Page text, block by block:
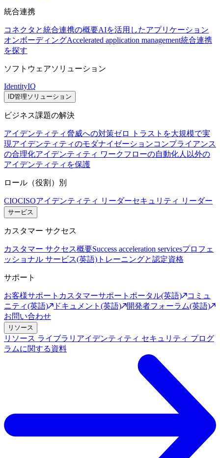
統合連携
コネクタと統合連携の概要AIを活用したアプリケーション
オンボーディングAccelerated application management統合連携
を探す
ソフトウェアソリューション
IdentityIQ
ID管理ソリューション
ビジネス課題の解決
アイデンティティ脅威への対策ゼロ トラストを大規模で実
現アイデンティティのモダナイゼーションコンプライアンス
の合理化アイデンティティ ワークフローの自動化人以外の
アイデンティティを保護
ロール（役割）別
CIOCISOアイデンティティ リーダーセキュリティ リーダー
サービス
カスタマー サクセス
カスタマー サクセス概要Success acceleration servicesプロフェ
ッショナル サービス(英語) トレーニングと認定資格
サポート
お客様サポート カスタマーサポートポータル(英語)
コミュ
ニティ(英語)
ドキュメント(英語)
開発者フォーラム(英語)
お問い合わせ
リソース
リソース ライブラリ アイデンティティ セキュリティ プログ
ラムに関する資料